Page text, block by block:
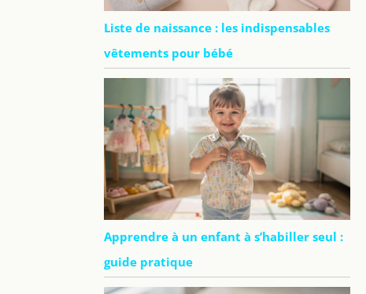
Liste de naissance : les indispensables
vêtements pour bébé
Apprendre à un enfant à s’habiller seul :
guide pratique